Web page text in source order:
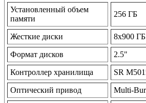
Установленный объем
памяти
256 ГБ
Жесткие диски 8x900 ГБ
Формат дисков 2.5"
Контроллер хранилища SR
Оптический привод Multi-